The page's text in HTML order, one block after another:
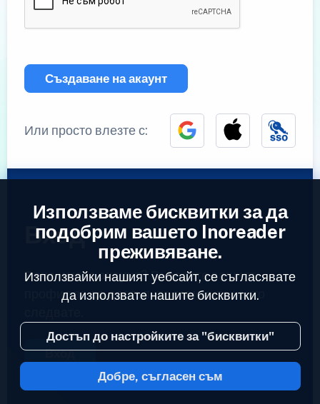
Създаване на акаунт
Или просто влезте с:
Вход
Вече имате акаунт?Въведете вашият
профил за да достъпите емисиите които
Вход
2023 © Inoreader
Използваме бисквитки за да
подобрим вашето Inoreader
преживяване.
Използвайки нашият уебсайт, се съгласявате
да използвате нашите бисквитки.
Достъп до настройките за "бисквитки"
Добре, съгласен съм